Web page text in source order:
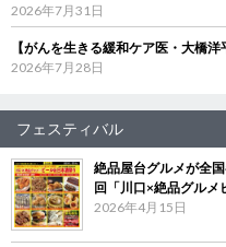
2026年7月31日
【がんを生きる緩和ケア医・大橋
2026年7月28日
フェスティバル
絶品屋台グルメが全
回「川口×絶品グルメ
2026年4月15日